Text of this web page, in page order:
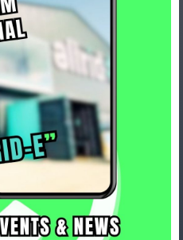
Seite 4 5